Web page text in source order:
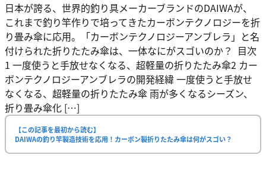
日本が誇る、世界的釣り具メーカーブランドのDAIWAが、
これまで釣り竿作りで培ってきたカーボンテクノロジーを折
り畳み傘に応用。「カーボンテクノロジーアンブレラ」と名
付けられた折りたたみ傘は、一体なにがスゴいのか？ 目次
1 一度使うと手放せなくなる、超軽量の折りたたみ傘2 カー
ボンテクノロジーアンブレラの開発経緯 一度使うと手放せ
なくなる、超軽量の折りたたみ傘 雨が多くなるシーズン、
折り畳み傘化 […]
【この記事を最初から読む】
DAIWAの釣り竿製造技術を応用！カーボン製折りたたみ傘は何がスゴい？